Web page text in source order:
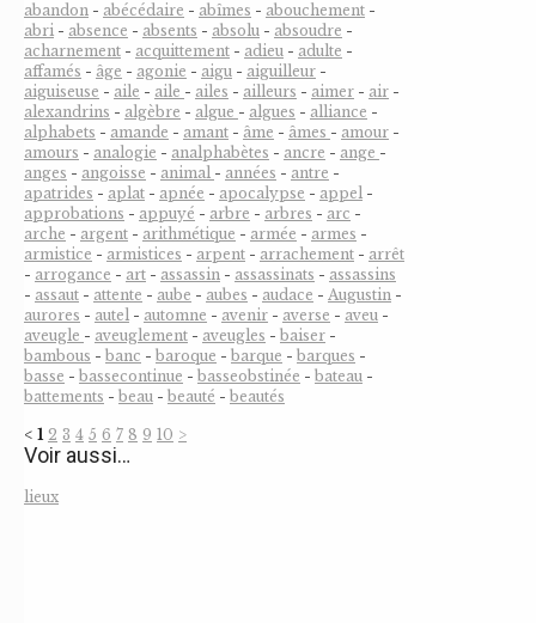
abandon - abécédaire - abîmes - abouchement -
abri - absence - absents - absolu - absoudre -
acharnement - acquittement - adieu - adulte -
affamés - âge - agonie - aigu - aiguilleur -
aiguiseuse - aile - aile - ailes - ailleurs - aimer - air -
alexandrins - algèbre - algue - algues - alliance -
alphabets - amande - amant - âme - âmes - amour -
amours - analogie - analphabètes - ancre - ange -
anges - angoisse - animal - années - antre -
apatrides - aplat - apnée - apocalypse - appel -
approbations - appuyé - arbre - arbres - arc -
arche - argent - arithmétique - armée - armes -
armistice - armistices - arpent - arrachement - arrêt
- arrogance - art - assassin - assassinats - assassins
- assaut - attente - aube - aubes - audace - Augustin -
aurores - autel - automne - avenir - averse - aveu -
aveugle - aveuglement - aveugles - baiser -
bambous - banc - baroque - barque - barques -
basse - bassecontinue - basseobstinée - bateau -
battements - beau - beauté - beautés
< 1 2 3 4 5 6 7 8 9 10 >
Voir aussi…
lieux